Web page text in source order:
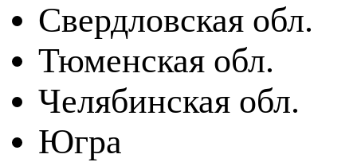
Свердловская обл.
Тюменская обл.
Челябинская обл.
Югра